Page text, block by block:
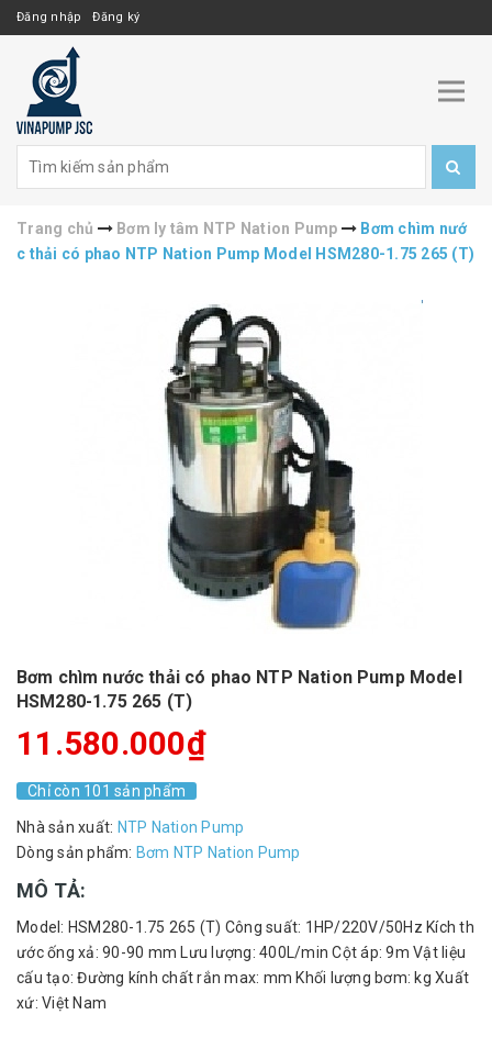
Đăng nhập Đăng ký
Trang chủ Bơm ly tâm NTP Nation Pump
Bơm chìm nướ
c thải có phao NTP Nation Pump Model HSM280-1.75 265 (T)
Bơm chìm nước thải có phao NTP Nation Pump Model
HSM280-1.75 265 (T)
11.580.000₫
Chỉ còn 101 sản phẩm
Nhà sản xuất: NTP Nation Pump
Dòng sản phẩm: Bơm NTP Nation Pump
MÔ TẢ:
Model: HSM280-1.75 265 (T) Công suất: 1HP/220V/50Hz Kích th
ước ống xả: 90-90 mm Lưu lượng: 400L/min Cột áp: 9m Vật liệu
cấu tạo: Đường kính chất rắn max: mm Khối lượng bơm: kg Xuất
xứ: Việt Nam